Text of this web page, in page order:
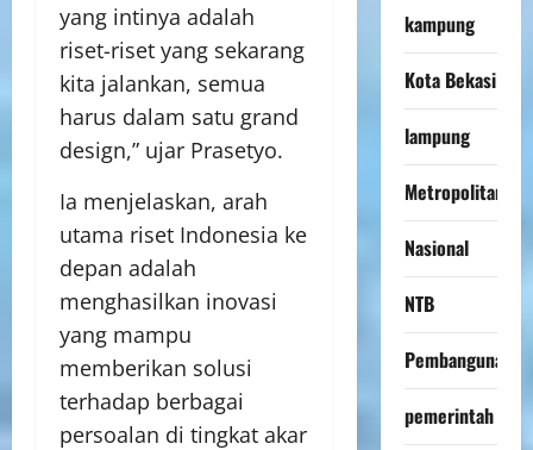
yang intinya adalah
riset-riset yang sekarang
kita jalankan, semua
harus dalam satu grand
design,” ujar Prasetyo.
Ia menjelaskan, arah
utama riset Indonesia ke
depan adalah
menghasilkan inovasi
yang mampu
memberikan solusi
terhadap berbagai
persoalan di tingkat akar
kampung
Kota Bekasi
lampung
Metropolitan
Nasional
NTB
Pembangunan
pemerintah